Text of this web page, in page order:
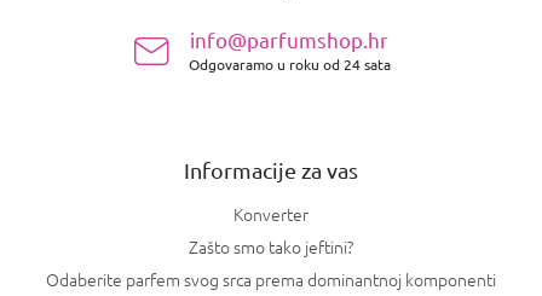
info@parfumshop.hr
Odgovaramo u roku od 24 sata
Informacije za vas
Konverter
Zašto smo tako jeftini?
Odaberite parfem svog srca prema dominantnoj komponenti